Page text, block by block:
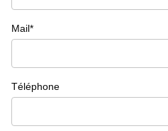
Mail*
Téléphone